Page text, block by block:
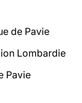
de Pavie
Lombardie
Pavie